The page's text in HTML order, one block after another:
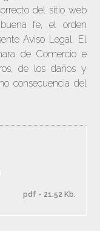
del sitio web
fe, el orden
Aviso Legal. El
de Comercio e
de los daños y
consecuencia del
pdf - 21.52 Kb.